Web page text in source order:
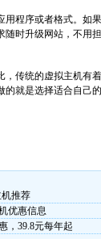
程序或者格式。如
时升级网站，不用担
传统的虚拟主机有
就是选择适合自己的
机推荐
优惠信息
，39.8元每年起